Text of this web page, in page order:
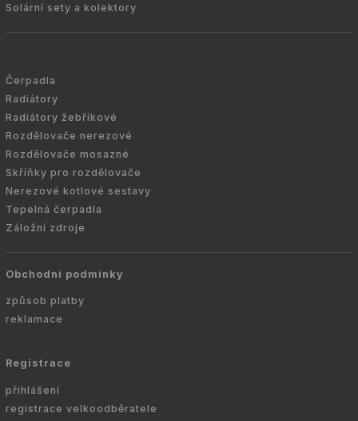
Solární sety a kolektory
Čerpadla
Radiátory
Radiátory žebříkové
Rozdělovače nerezové
Rozdělovače mosazné
Skříňky pro rozdělovače
Nerezové kotlové sestavy
Tepelná čerpadla
Záložní zdroje
Obchodní podmínky
způsob platby
reklamace
Registrace
přihlášení
registrace velkoodběratele